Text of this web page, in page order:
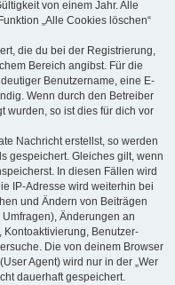
von einem Jahr. Alle
„Alle Cookies löschen“
die du bei der Registrierung,
Bereich angibst. Für die
Benutzername, eine E-
Wenn durch den Betreiber
wurden, so ist dies für dich vor
Nachricht erstellst, so werden
gespeichert. Gleiches gilt, wenn
In diesen Fällen wird
IP-Adresse wird weiterhin bei
und Ändern von Beiträgen
Änderungen an
Benutzer-
Die von deinem Browser
Agent) wird nur in der „Wer
dauerhaft gespeichert.